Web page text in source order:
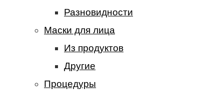
Разновидности
Маски для лица
Из продуктов
Другие
Процедуры